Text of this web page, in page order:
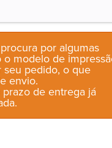
por algumas
modelo de
seu pedido, o que
envio.
de entrega já